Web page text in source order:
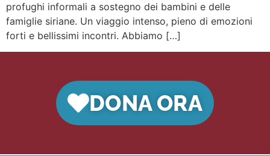
profughi informali a sostegno dei bambini e delle
famiglie siriane. Un viaggio intenso, pieno di emozioni
forti e bellissimi incontri. Abbiamo […]
DONA ORA